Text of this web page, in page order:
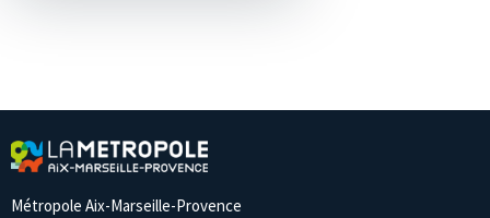
Métropole Aix-Marseille-Provence